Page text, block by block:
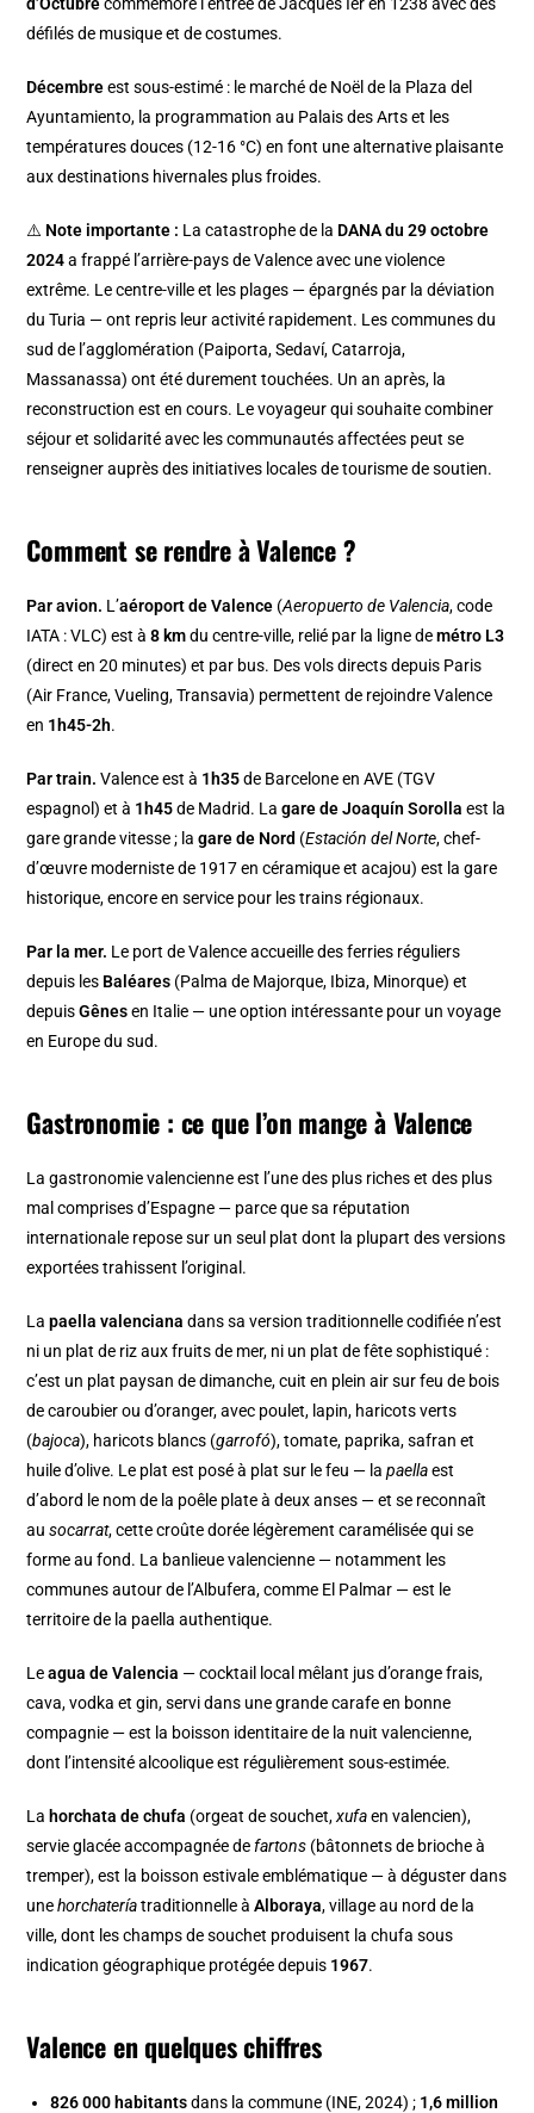
défilés de musique et de costumes.
Décembreest sous-estimé : le marché de Noël de la Plaza del
Ayuntamiento, la programmation au Palais des Arts et les
températures douces (12-16 °C) en font une alternative plaisante
aux destinations hivernales plus froides.
⚠️ Note importante : La catastrophe de la DANA du 29 octobre
2024a frappé l’arrière-pays de Valence avec une violence
extrême. Le centre-ville et les plages — épargnés par la déviation
du Turia — ont repris leur activité rapidement. Les communes du
sud de l’agglomération (Paiporta, Sedaví, Catarroja,
Massanassa) ont été durement touchées. Un an après, la
reconstruction est en cours. Le voyageur qui souhaite combiner
séjour et solidarité avec les communautés affectées peut se
renseigner auprès des initiatives locales de tourisme de soutien.
Comment se rendre à Valence ?
Par avion. L’aéroport de Valence (Aeropuerto de Valencia, code
IATA : VLC) est à8 kmdu centre-ville, relié par la ligne demétro L3
(direct en 20 minutes) et par bus. Des vols directs depuis Paris
(Air France, Vueling, Transavia) permettent de rejoindre Valence
en 1h45-2h.
Par train. Valence est à 1h35de Barcelone en AVE (TGV
espagnol) et à 1h45de Madrid. Lagare de Joaquín Sorolla est la
gare grande vitesse ; lagare de Nord (Estación del Norte, chef-
d’œuvre moderniste de 1917 en céramique et acajou) est la gare
historique, encore en service pour les trains régionaux.
Par la mer. Le port de Valence accueille des ferries réguliers
depuis les Baléares (Palma de Majorque, Ibiza, Minorque) et
depuisGênesen Italie — une option intéressante pour un voyage
en Europe du sud.
Gastronomie : ce que l’on mange à Valence
La gastronomie valencienne est l’une des plus riches et des plus
mal comprises d’Espagne — parce que sa réputation
internationale repose sur un seul plat dont la plupart des versions
exportées trahissent l’original.
Lapaella valenciana dans sa version traditionnelle codifiée n’est
ni un plat de riz aux fruits de mer, ni un plat de fête sophistiqué :
c’est un plat paysan de dimanche, cuit en plein air sur feu de bois
de caroubier ou d’oranger, avec poulet, lapin, haricots verts
(bajoca), haricots blancs (garrofó), tomate, paprika, safran et
huile d’olive. Le plat est posé à plat sur le feu — lapaellaest
d’abord le nom de la poêle plate à deux anses — et se reconnaît
ausocarrat, cette croûte dorée légèrement caramélisée qui se
forme au fond. La banlieue valencienne — notamment les
communes autour de l’Albufera, comme El Palmar — est le
territoire de la paella authentique.
Leagua de Valencia — cocktail local mêlant jus d’orange frais,
cava, vodka et gin, servi dans une grande carafe en bonne
compagnie — est la boisson identitaire de la nuit valencienne,
dont l’intensité alcoolique est régulièrement sous-estimée.
La horchata de chufa (orgeat de souchet,xufaen valencien),
servie glacée accompagnée defartons (bâtonnets de brioche à
tremper), est la boisson estivale emblématique — à déguster dans
unehorchateríatraditionnelle àAlboraya, village au nord de la
ville, dont les champs de souchet produisent la chufa sous
indication géographique protégée depuis 1967.
Valence en quelques chiffres
826 000 habitantsdans la commune (INE, 2024) ; 1,6 million